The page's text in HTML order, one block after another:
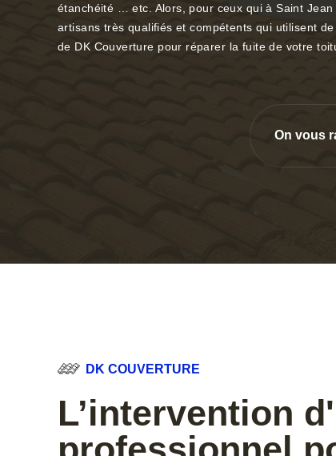
étanchéité … etc. Alors, pour ceux qui à Saint
artisans très qualifiés et compétents qui utilisent
de DK Couverture pour réparer la fuite de votre
On vous
DK COUVERTURE
L’intervention